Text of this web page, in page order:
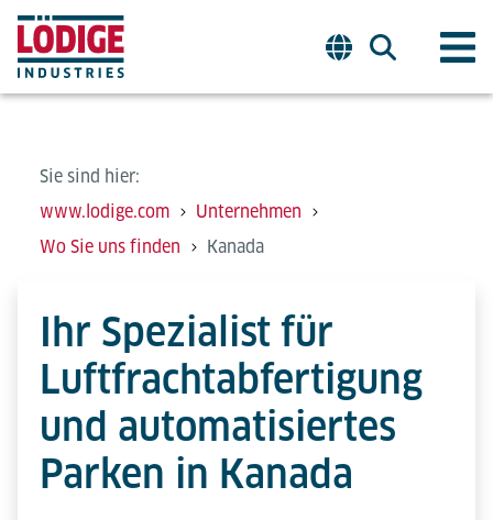
Sie sind hier:
www.lodige.com
Unternehmen
Wo Sie uns finden
Kanada
Ihr Spezialist für
Luftfrachtabfertigung
und automatisiertes
Parken in Kanada